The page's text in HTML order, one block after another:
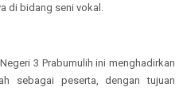
di bidang seni vokal.
3 Prabumulih ini menghadirkan
sebagai peserta, dengan tujuan